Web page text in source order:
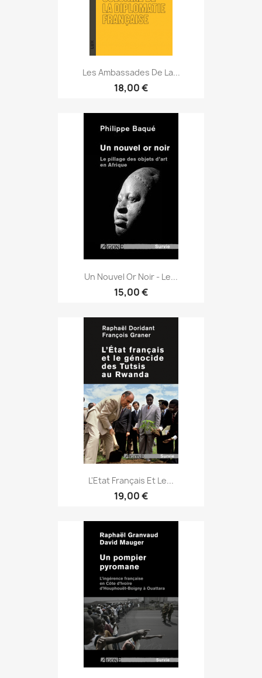
Les Ambassades De La...
18,00 €
Un Nouvel Or Noir - Le...
15,00 €
L'Etat Français Et Le...
19,00 €